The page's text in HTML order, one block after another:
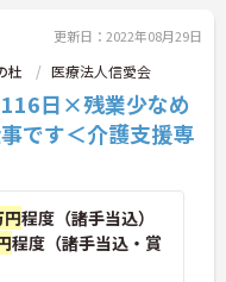
更新日：2022年08月29日
杜 医療法人信愛会
116日×残業少なめ
です＜介護支援専
程度（諸手当込）
程度（諸手当込・賞